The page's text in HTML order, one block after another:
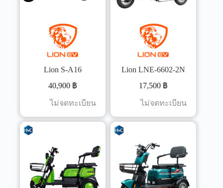
Lion S-A16
40,900 ฿
ไม่จดทะเบียน
Lion LNE-6602-2N
17,500 ฿
ไม่จดทะเบียน